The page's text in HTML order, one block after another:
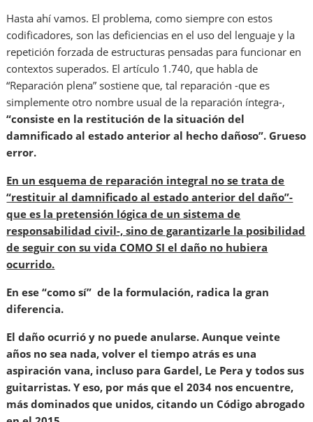
Hasta ahí vamos. El problema, como siempre con estos
codificadores, son las deficiencias en el uso del lenguaje y la
repetición forzada de estructuras pensadas para funcionar en
contextos superados. El artículo 1.740, que habla de
“Reparación plena” sostiene que, tal reparación -que es
simplemente otro nombre usual de la reparación íntegra-,
“consiste en la restitución de la situación del
damnificado al estado anterior al hecho dañoso”. Grueso
error.
En un esquema de reparación integral no se trata de
“restituir al damnificado al estado anterior del daño”-
que es la pretensión lógica de un sistema de
responsabilidad civil-, sino de garantizarle la posibilidad
de seguir con su vida COMO SI el daño no hubiera
ocurrido.
En ese “como sí” de la formulación, radica la gran
diferencia.
El daño ocurrió y no puede anularse. Aunque veinte
años no sea nada, volver el tiempo atrás es una
aspiración vana, incluso para Gardel, Le Pera y todos sus
guitarristas. Y eso, por más que el 2034 nos encuentre,
más dominados que unidos, citando un Código abrogado